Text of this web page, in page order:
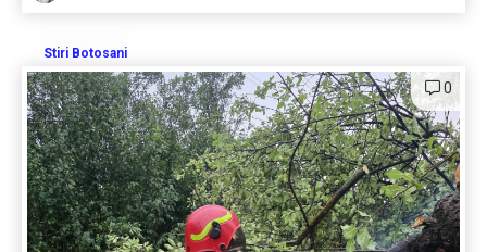
Stiri Botosani
0